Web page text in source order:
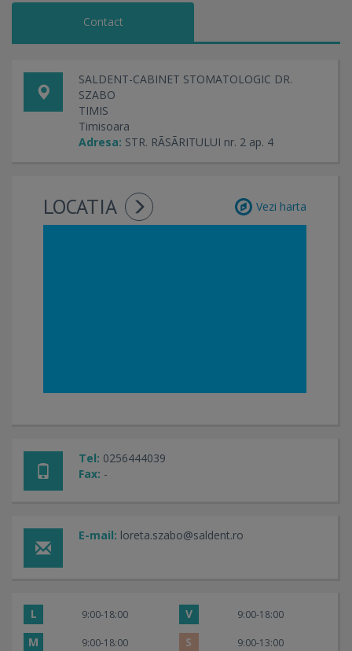
Contact
SALDENT-CABINET STOMATOLOGIC DR.
SZABO
TIMIS
Timisoara
Adresa: STR. RÃSÃRITULUI nr. 2 ap. 4
LOCATIA Vezi harta
Tel: 0256444039
Fax: -
E-mail: loreta.szabo@saldent.ro
L 9:00-18:00 V 9:00-18:00
M 9:00-18:00 S 9:00-13:00